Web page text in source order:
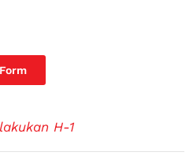
H-1